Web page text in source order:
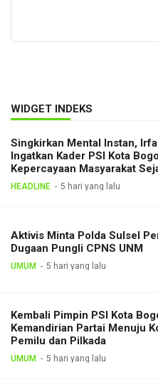
WIDGET INDEKS
Singkirkan Mental Instan,
Ingatkan Kader PSI Kota
Kepercayaan Masyarakat
HEADLINE 5 hari yang lalu
Aktivis Minta Polda Sulsel
Dugaan Pungli CPNS UNM
UMUM 5 hari yang lalu
Kembali Pimpin PSI Kota
Kemandirian Partai Menuju
Pemilu dan Pilkada
UMUM 5 hari yang lalu